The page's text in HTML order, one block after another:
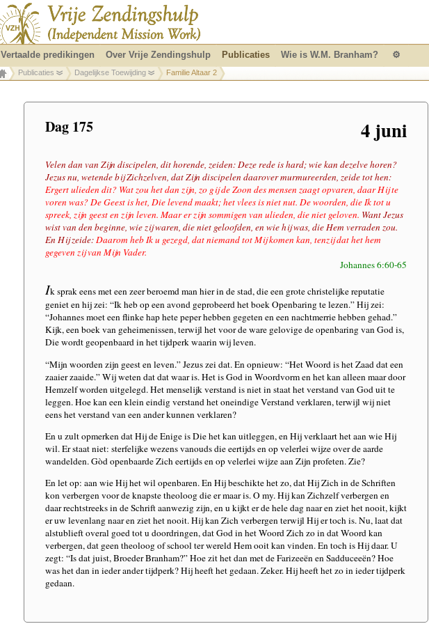
4 juni
Dag 175
Velen dan van Zijn discipelen, dit horende, zeiden: Deze rede is hard; wie kan dezelve horen?
Jezus nu, wetende bij Zichzelven, dat Zijn discipelen daarover murmureerden, zeide tot hen:
Ergert ulieden dit? Wat zou het dan zijn, zo gij de Zoon des mensen zaagt opvaren, daar Hij te
voren was? De Geest is het, Die levend maakt; het vlees is niet nut. De woorden, die Ik tot u
spreek, zijn geest en zijn leven. Maar er zijn sommigen van ulieden, die niet geloven. Want Jezus
wist van den beginne, wie zij waren, die niet geloofden, en wie hij was, die Hem verraden zou.
En Hij zeide:Daarom heb Ik u gezegd, dat niemand tot Mij komen kan, tenzij dat het hem
gegeven zij van Mijn Vader.
Johannes 6:60-65
Ik sprak eens met een zeer beroemd man hier in de stad, die een grote christelijke reputatie
geniet en hij zei: “Ik heb op een avond geprobeerd het boek Openbaring te lezen.” Hij zei:
“Johannes moet een flinke hap hete peper hebben gegeten en een nachtmerrie hebben gehad.”
Kijk, een boek van geheimenissen, terwijl het voor de ware gelovige de openbaring van God is,
Die wordt geopenbaard in het tijdperk waarin wij leven.
“Mijn woorden zijn geest en leven.” Jezus zei dat. En opnieuw: “Het Woord is het Zaad dat een
zaaier zaaide.” Wij weten dat dat waar is. Het is God in Woordvorm en het kan alleen maar door
Hemzelf worden uitgelegd. Het menselijk verstand is niet in staat het verstand van God uit te
leggen. Hoe kan een klein eindig verstand het oneindige Verstand verklaren, terwijl wij niet
eens het verstand van een ander kunnen verklaren?
En u zult opmerken dat Hij de Enige is Die het kan uitleggen, en Hij verklaart het aan wie Hij
wil. Er staat niet: sterfelijke wezens vanouds die eertijds en op velerlei wijze over de aarde
wandelden. Gòd openbaarde Zich eertijds en op velerlei wijze aan Zijn profeten. Zie?
En let op: aan wie Hij het wil openbaren. En Hij beschikte het zo, dat Hij Zich in de Schriften
kon verbergen voor de knapste theoloog die er maar is. O my. Hij kan Zichzelf verbergen en
daar rechtstreeks in de Schrift aanwezig zijn, en u kijkt er de hele dag naar en ziet het nooit, kijkt
er uw levenlang naar en ziet het nooit. Hij kan Zich verbergen terwijl Hij er toch is. Nu, laat dat
alstublieft overal goed tot u doordringen, dat God in het Woord Zich zo in dat Woord kan
verbergen, dat geen theoloog of school ter wereld Hem ooit kan vinden. En toch is Hij daar. U
zegt: “Is dat juist, Broeder Branham?” Hoe zit het dan met de Farizeeën en Sadduceeën? Hoe
was het dan in ieder ander tijdperk? Hij heeft het gedaan. Zeker. Hij heeft het zo in ieder tijdperk
gedaan.
Vertaalde predikingen Over Vrije Zendingshulp Publicaties Wie is W.M. Branham? ⚙
Publicaties Dagelijkse Toewijding Familie Altaar 2